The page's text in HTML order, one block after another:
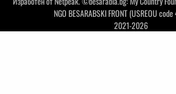
NGO BESARABSKI FRONT (USREOU
2021-2026